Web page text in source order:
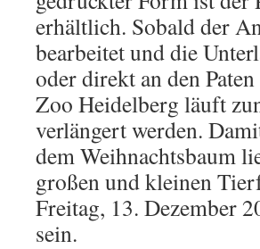
erhältlich. Sobald der
bearbeitet und die
oder direkt an den
Zoo Heidelberg läuft
verlängert werden.
dem Weihnachtsbaum
großen und kleinen
Freitag, 13. Dezember
sein.